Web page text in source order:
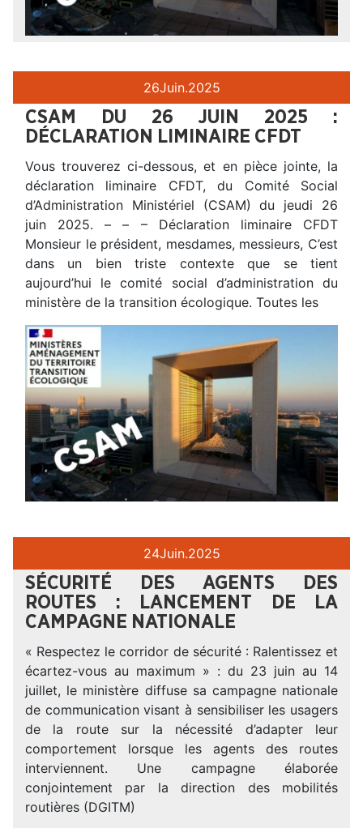
26Juin.2025
CSAM DU 26 JUIN 2025 :
DÉCLARATION LIMINAIRE CFDT
Vous trouverez ci-dessous, et en pièce jointe, la
déclaration liminaire CFDT, du Comité Social
d’Administration Ministériel (CSAM) du jeudi 26
juin 2025. – – – Déclaration liminaire CFDT
Monsieur le président, mesdames, messieurs, C’est
dans un bien triste contexte que se tient
aujourd’hui le comité social d’administration du
ministère de la transition écologique. Toutes les
24Juin.2025
SÉCURITÉ DES AGENTS DES
ROUTES : LANCEMENT DE LA
CAMPAGNE NATIONALE
« Respectez le corridor de sécurité : Ralentissez et
écartez-vous au maximum » : du 23 juin au 14
juillet, le ministère diffuse sa campagne nationale
de communication visant à sensibiliser les usagers
de la route sur la nécessité d’adapter leur
comportement lorsque les agents des routes
interviennent. Une campagne élaborée
conjointement par la direction des mobilités
routières (DGITM)